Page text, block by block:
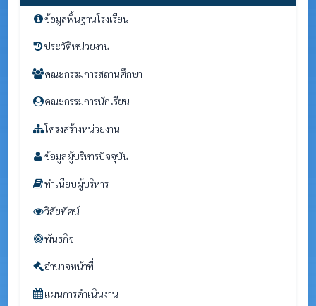
ข้อมูลพื้นฐานโรงเรียน
ประวัติหน่วยงาน
คณะกรรมการสถานศึกษา
คณะกรรมการนักเรียน
โครงสร้างหน่วยงาน
ข้อมูลผู้บริหารปัจจุบัน
ทำเนียบผู้บริหาร
วิสัยทัศน์
พันธกิจ
อำนาจหน้าที่
แผนการดำเนินงาน